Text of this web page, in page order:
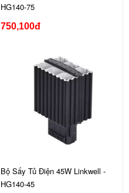
HG140-75
750,100đ
Bộ Sấy Tủ Điện 45W Linkwell -
HG140-45